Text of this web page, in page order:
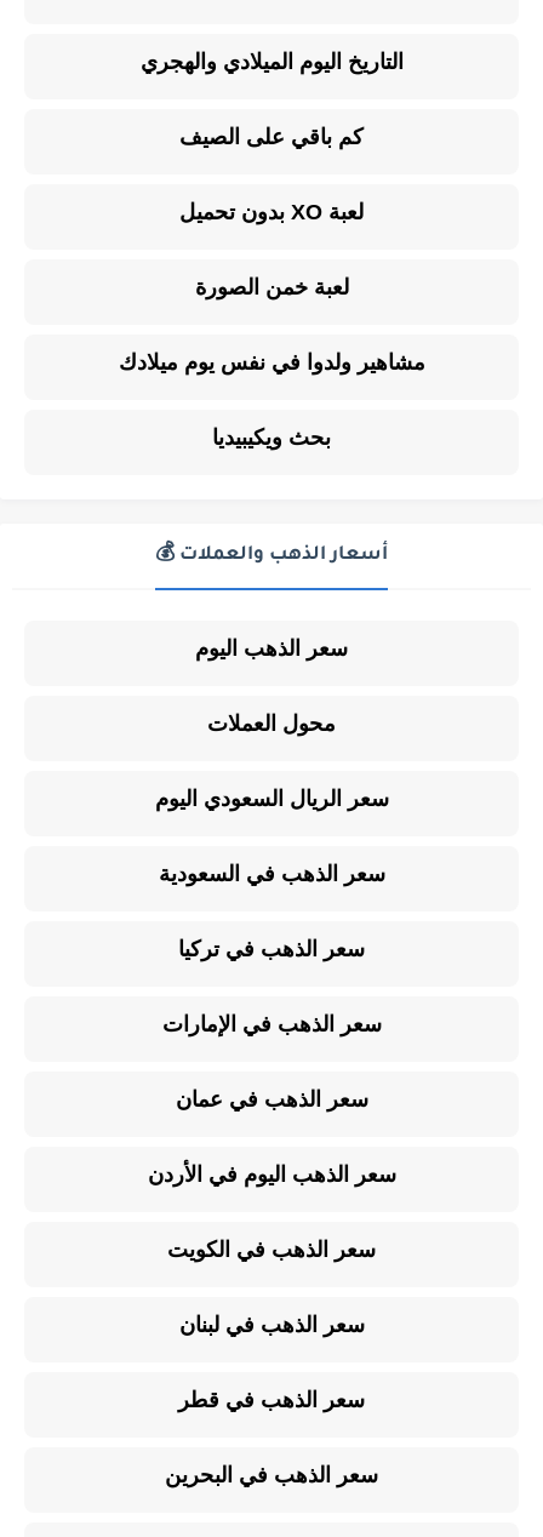
التاريخ اليوم الميلادي والهجري
كم باقي على الصيف
لعبة XO بدون تحميل
لعبة خمن الصورة
مشاهير ولدوا في نفس يوم ميلادك
بحث ويكيبيديا
أسعار الذهب والعملات 💰
سعر الذهب اليوم
محول العملات
سعر الريال السعودي اليوم
سعر الذهب في السعودية
سعر الذهب في تركيا
سعر الذهب في الإمارات
سعر الذهب في عمان
سعر الذهب اليوم في الأردن
سعر الذهب في الكويت
سعر الذهب في لبنان
سعر الذهب في قطر
سعر الذهب في البحرين